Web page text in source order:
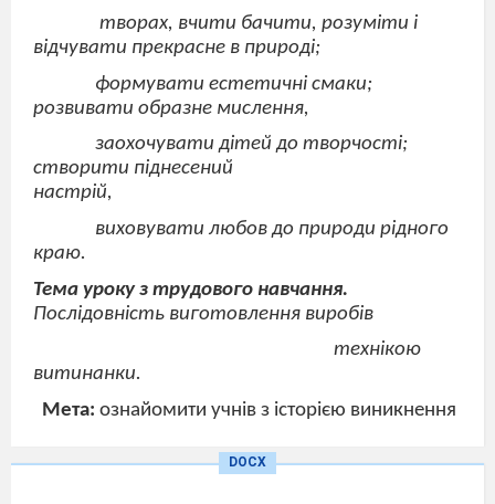
творах, вчити бачити, розуміти і
відчувати прекрасне в природі;
формувати естетичні смаки;
розвивати образне мислення,
заохочувати дітей до творчості;
створити піднесений
настрій,
виховувати любов до природи рідного
краю.
Тема уроку з трудового навчання.
Послідовність виготовлення виробів
технікою
витинанки.
Мета: ознайомити учнів з історією виникнення
удосконалювати навички роботи в
DOCX